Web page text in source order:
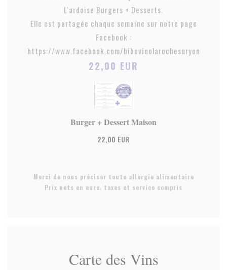
L'ardoise Burgers + Desserts.
Elle est partagée chaque semaine sur notre page
Facebook :
https://www.facebook.com/bibovinolarochesuryon
22,00 EUR
Burger + Dessert Maison
22,00 EUR
Merci de nous préciser toute allergie alimentaire
Prix nets en euro, taxes et service compris
Carte des Vins